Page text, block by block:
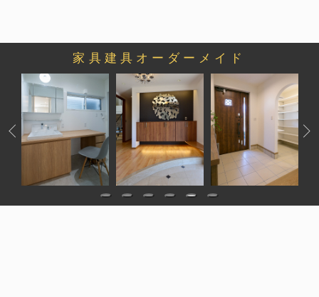
家具建具オーダーメイド